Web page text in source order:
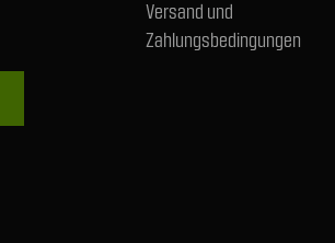
Versand und
Zahlungsbedingungen